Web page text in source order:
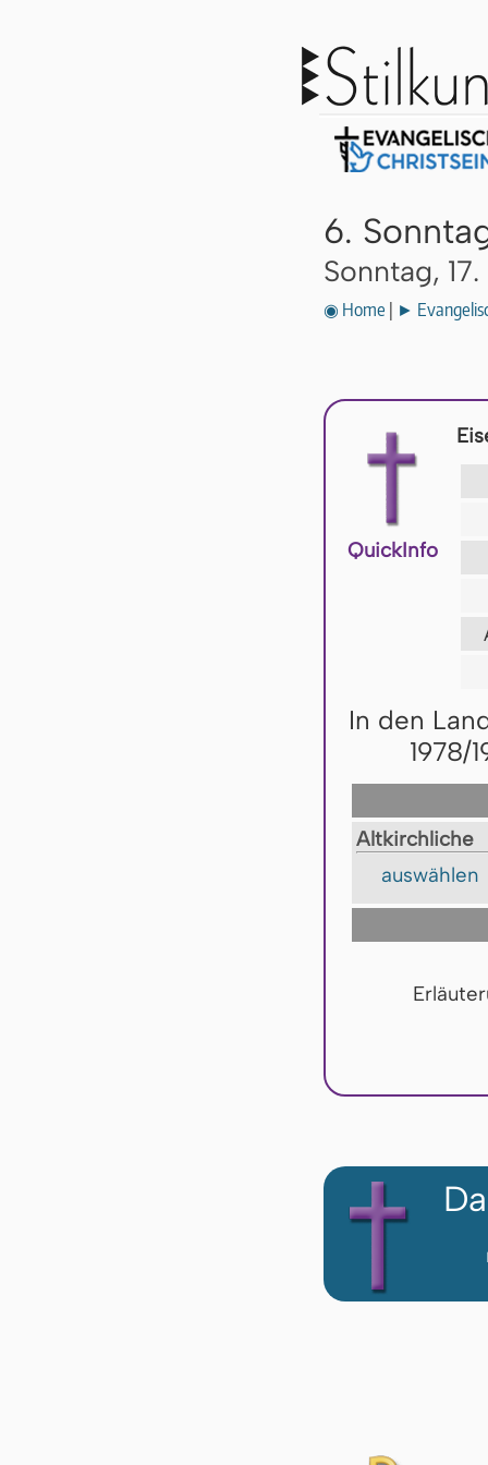
6.
Sonntag,
◉ Home ►
QuickInfo
In den
1978/
Altkirchliche
auswählen